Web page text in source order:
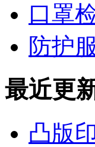
口罩
防护
最近更
凸版